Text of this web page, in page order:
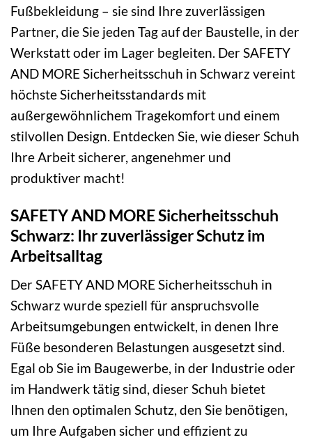
Fußbekleidung – sie sind Ihre zuverlässigen
Partner, die Sie jeden Tag auf der Baustelle, in der
Werkstatt oder im Lager begleiten. Der SAFETY
AND MORE Sicherheitsschuh in Schwarz vereint
höchste Sicherheitsstandards mit
außergewöhnlichem Tragekomfort und einem
stilvollen Design. Entdecken Sie, wie dieser Schuh
Ihre Arbeit sicherer, angenehmer und
produktiver macht!
SAFETY AND MORE Sicherheitsschuh
Schwarz: Ihr zuverlässiger Schutz im
Arbeitsalltag
Der SAFETY AND MORE Sicherheitsschuh in
Schwarz wurde speziell für anspruchsvolle
Arbeitsumgebungen entwickelt, in denen Ihre
Füße besonderen Belastungen ausgesetzt sind.
Egal ob Sie im Baugewerbe, in der Industrie oder
im Handwerk tätig sind, dieser Schuh bietet
Ihnen den optimalen Schutz, den Sie benötigen,
um Ihre Aufgaben sicher und effizient zu